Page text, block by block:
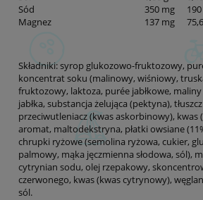
Sód
350 mg
Magnez
137 mg
Składniki: syrop glukozowo-fruktozowy,
koncentrat soku (malinowy, wiśniowy,
fruktozowy, laktoza, purée jabłkowe, maliny
jabłka, substancja żelująca (pektyna),
przeciwutleniacz (kwas askorbinowy), kwas
aromat, maltodekstryna, płatki owsiane
chrupki ryżowe (semolina ryżowa, cukier,
palmowy, mąka jęczmienna słodowa, sól),
cytrynian sodu, olej rzepakowy,
czerwonego, kwas (kwas cytrynowy),
sól.